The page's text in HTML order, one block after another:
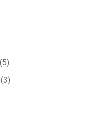
(5)
(3)